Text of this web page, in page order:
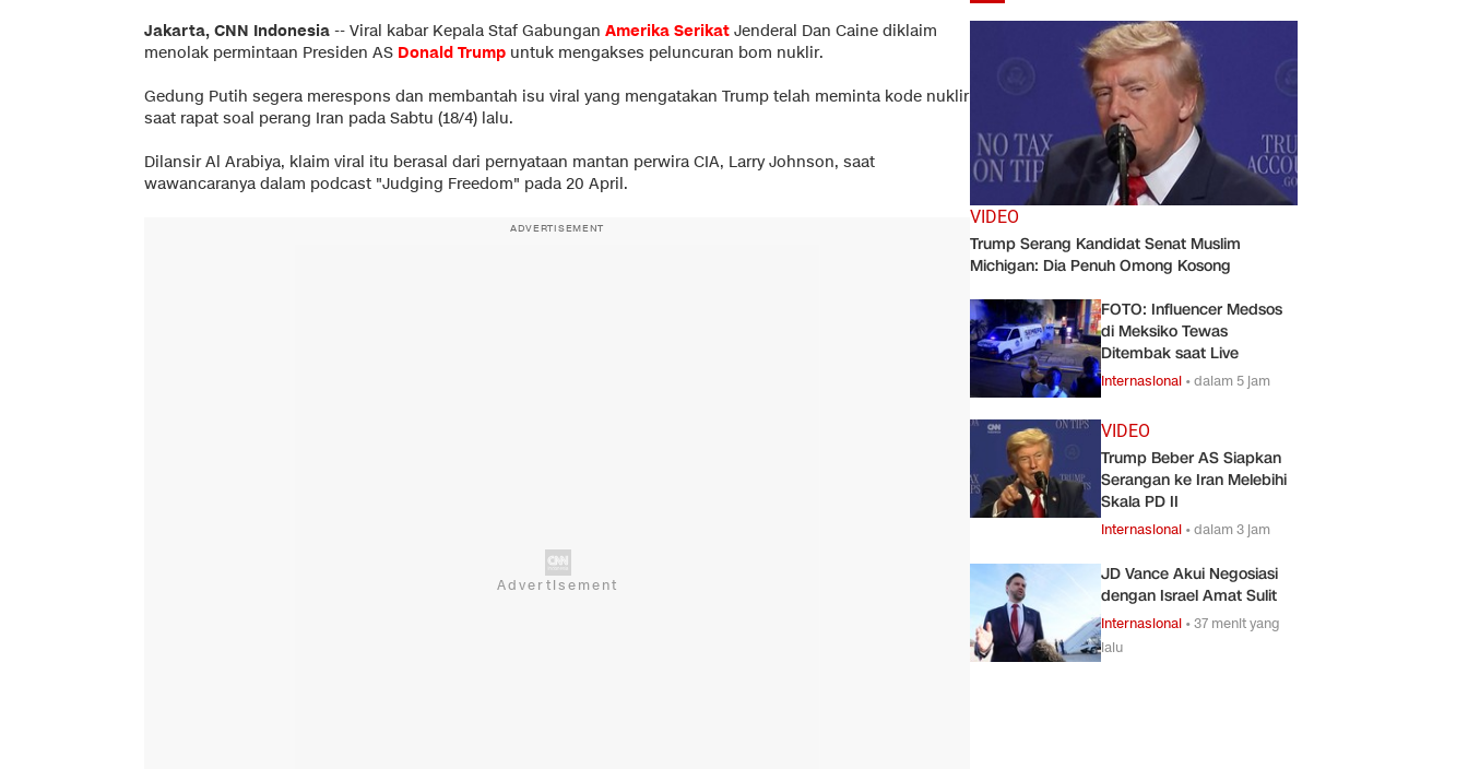
Jakarta, CNN Indonesia -- Viral kabar Kepala Staf Gabungan Amerika Serikat Jenderal Dan Caine diklaim
menolak permintaan Presiden AS Donald Trump untuk mengakses peluncuran bom nuklir.
Gedung Putih segera merespons dan membantah isu viral yang mengatakan Trump telah meminta kode nuklir
saat rapat soal perang Iran pada Sabtu (18/4) lalu.
DilansirAl Arabiya, klaim viral itu berasal dari pernyataan mantan perwira CIA, Larry Johnson, saat
wawancaranya dalam podcast "Judging Freedom" pada 20 April.
ADVERTISEMENT
VIDEO
Trump Serang Kandidat Senat Muslim
Michigan: Dia Penuh Omong Kosong
FOTO: Influencer Medsos
di Meksiko Tewas
Ditembak saat Live
Internasional •dalam 5 jam
VIDEO
Trump Beber AS Siapkan
Serangan ke Iran Melebihi
Skala PD II
Internasional •dalam 3 jam
JD Vance Akui Negosiasi
dengan Israel Amat Sulit
Internasional •37 menit yang
lalu